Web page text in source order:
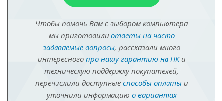
Чтобы помочь Вам с выбором компьютера
мы приготовили ответы на часто
задаваемые вопросы, рассказали много
интересного про нашу гарантию на ПКи
техническую поддержку покупателей,
перечислили доступные способы оплатыи
уточнили информацию о вариантах